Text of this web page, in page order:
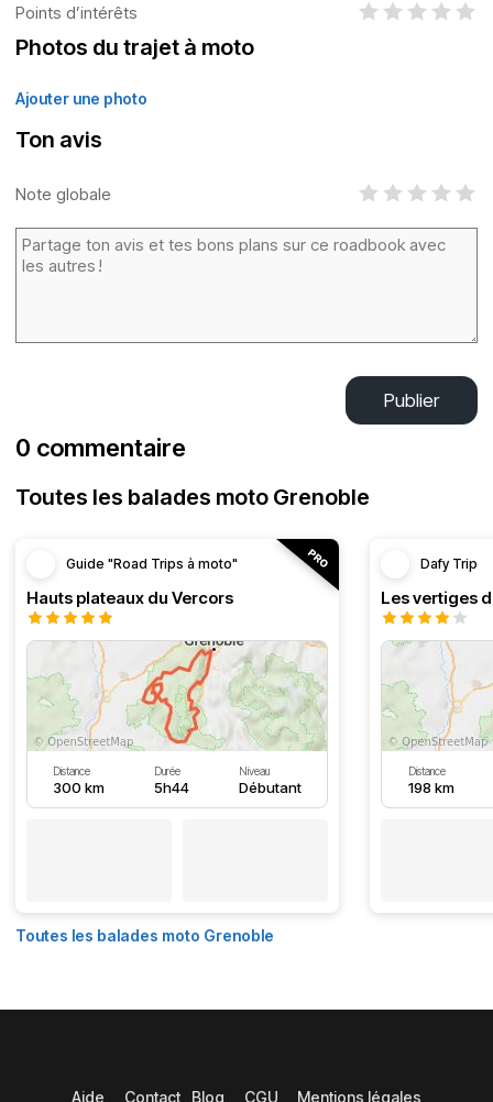
Points d’intérêts
Photos du trajet à moto
Ajouter une photo
Ton avis
Note globale
Publier
0 commentaire
Toutes les balades moto Grenoble
Guide "Road Trips à moto"
Hauts plateaux du Vercors
Distance
300 km
Durée
5h44
Niveau
Débutant
Dafy Trip
Les vertiges
Distance
198 km
Toutes les balades moto Grenoble
Aide Contact Blog CGU Mentions légales